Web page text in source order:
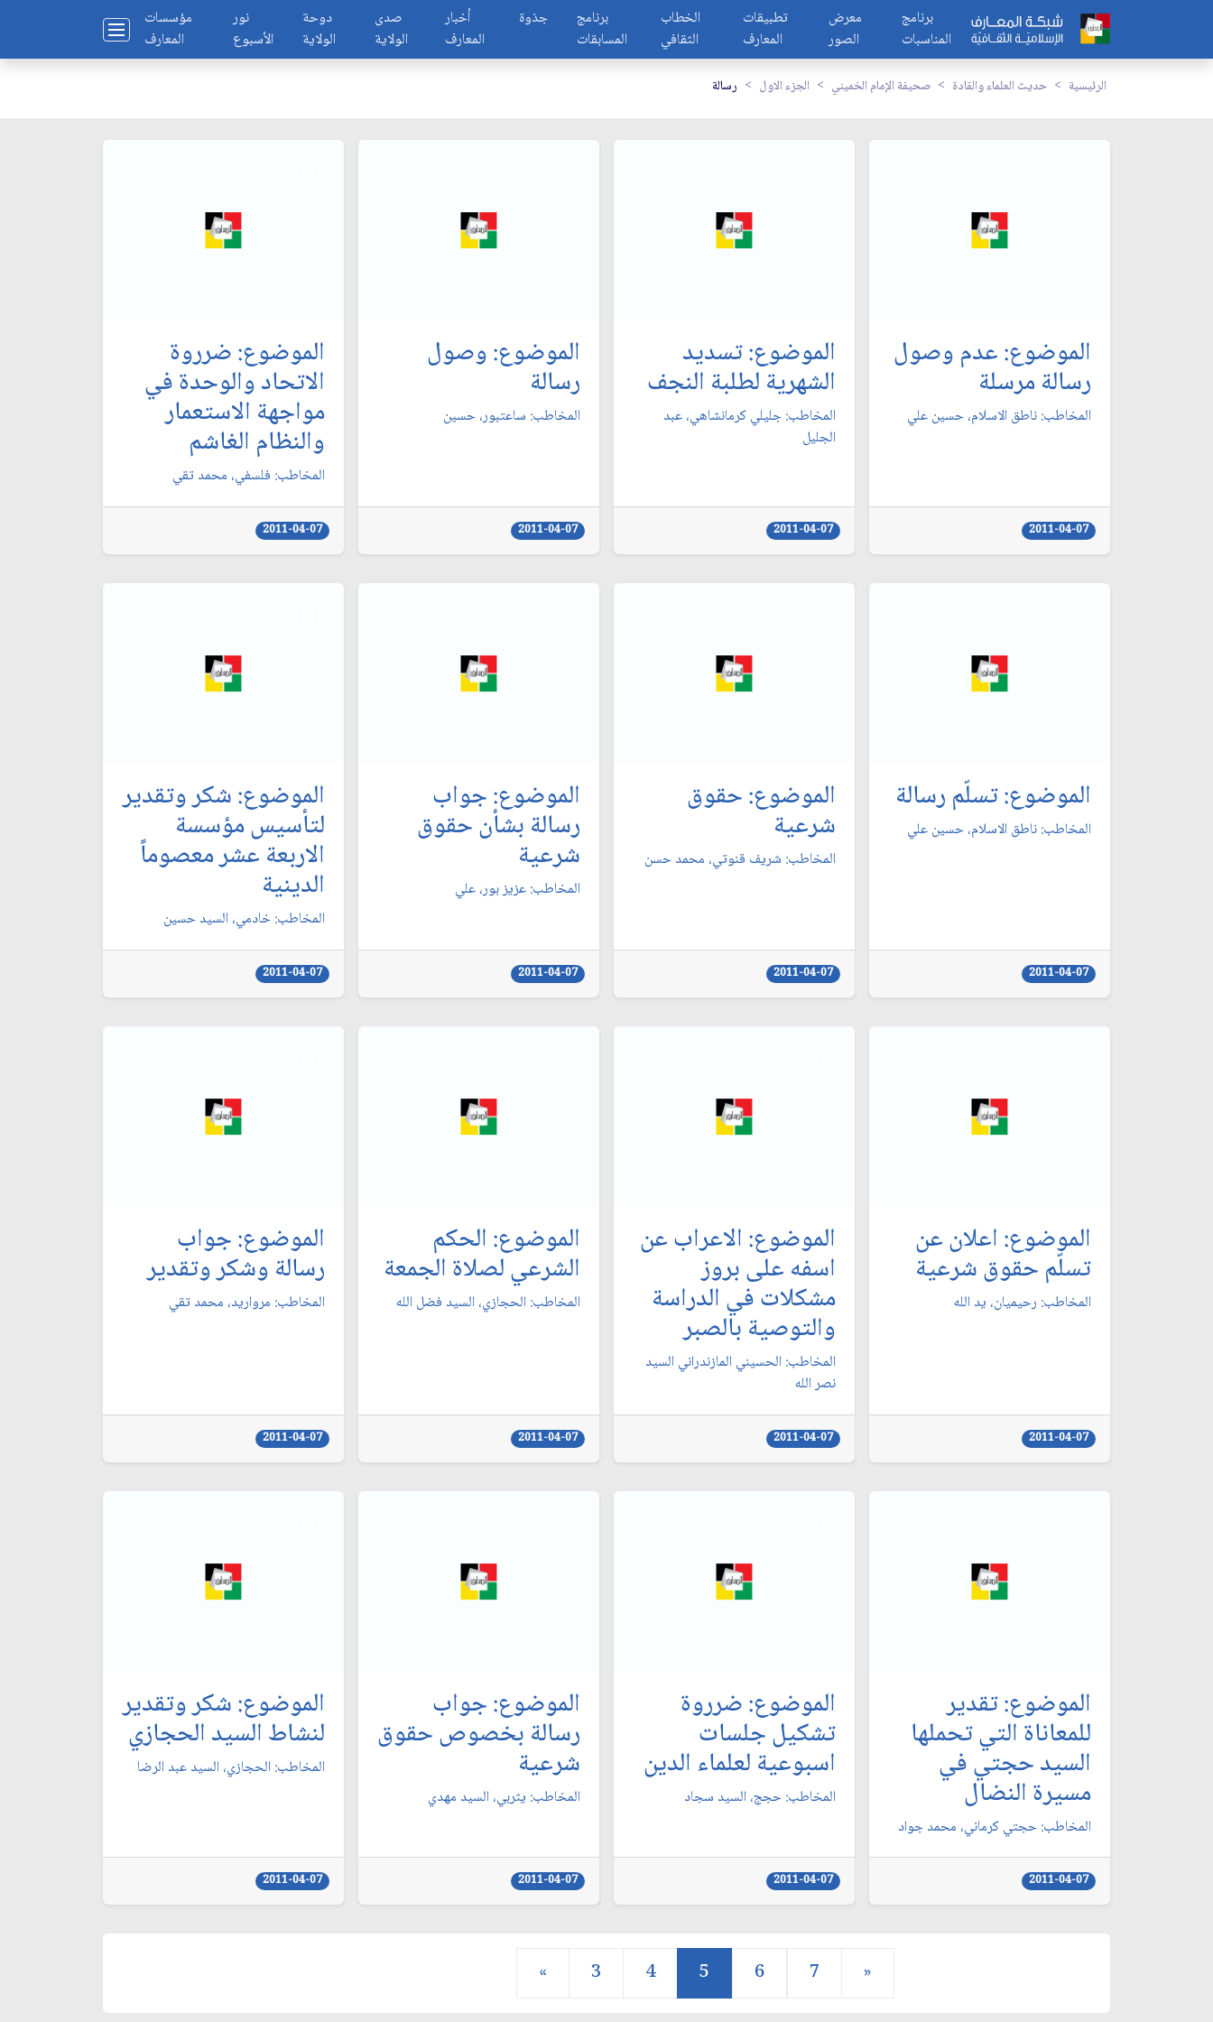
مؤسسات
المعارف
نور
الأسبوع
دوحة
الولاية
صدى
الولاية
أخبار
المعارف
جذوة
برنامج
المسابقات
الخطاب
الثقافي
تطبيقات
المعارف
معرض
الصور
برنامج
المناسبات
الرئيسية حديث العلماء والقادة صحيفة الإمام الخميني الجزء الاول رسالة
الموضوع: عدم وصول
رسالة مرسلة
المخاطب: ناطق الاسلام، حسين علي‏
2011-04-07
الموضوع: تسديد
الشهرية لطلبة النجف‏
المخاطب: جليلي كرمانشاهي، عبد
الجليل‏
2011-04-07
الموضوع: وصول
رسالة
المخاطب: ساعتبور، حسين‏
2011-04-07
الموضوع: ضرروة
الاتحاد والوحدة في
مواجهة الاستعمار
والنظام الغاشم
المخاطب: فلسفي، محمد تقي‏
2011-04-07
الموضوع: تسلّم رسالة
المخاطب: ناطق الاسلام، حسين علي‏
2011-04-07
الموضوع: حقوق
شرعية
المخاطب: شريف قنوتي، محمد حسن‏
2011-04-07
الموضوع: جواب
رسالة بشأن حقوق
شرعية
المخاطب: عزيز بور، علي‏
2011-04-07
الموضوع: شكر وتقدير
لتأسيس مؤسسة
الاربعة عشر معصوماً
الدينية
المخاطب: خادمي، السيد حسين‏
2011-04-07
الموضوع: اعلان عن
تسلّم حقوق شرعية
المخاطب: رحيميان، يد الله‏
2011-04-07
الموضوع: الاعراب عن
اسفه على بروز
مشكلات في الدراسة
والتوصية بالصبر
المخاطب: الحسيني المازندراني السيد
نصر الله‏
2011-04-07
الموضوع: الحكم
الشرعي لصلاة الجمعة
المخاطب: الحجازي، السيد فضل الله‏
2011-04-07
الموضوع: جواب
رسالة وشكر وتقدير
المخاطب: مرواريد، محمد تقي‏
2011-04-07
الموضوع: تقدير
للمعاناة التي تحملها
السيد حجتي في
مسيرة النضال
المخاطب: حجتي كرماني، محمد جواد
2011-04-07
الموضوع: ضرروة
تشكيل جلسات
اسبوعية لعلماء الدين
المخاطب: حجج، السيد سجاد
2011-04-07
الموضوع: جواب
رسالة بخصوص حقوق
شرعية
المخاطب: يثربي، السيد مهدي‏
2011-04-07
الموضوع: شكر وتقدير
لنشاط السيد الحجازي‏
المخاطب: الحجازي، السيد عبد الرضا
2011-04-07
« 3 4 5 6 7 »